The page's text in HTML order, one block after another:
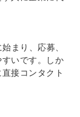
まり、応募、
いです。しか
接コンタクト